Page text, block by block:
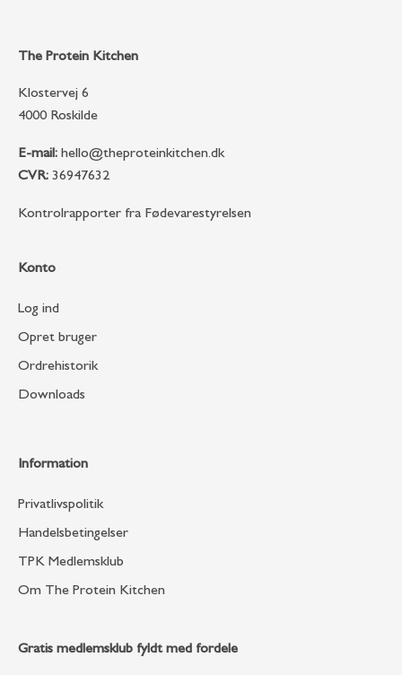
The Protein Kitchen
Klostervej 6
4000 Roskilde
E-mail: hello@theproteinkitchen.dk
CVR:36947632
Kontrolrapporter fra Fødevarestyrelsen
Konto
Log ind
Opret bruger
Ordrehistorik
Downloads
Information
Privatlivspolitik
Handelsbetingelser
TPK Medlemsklub
Om The Protein Kitchen
Gratis medlemsklub fyldt med fordele